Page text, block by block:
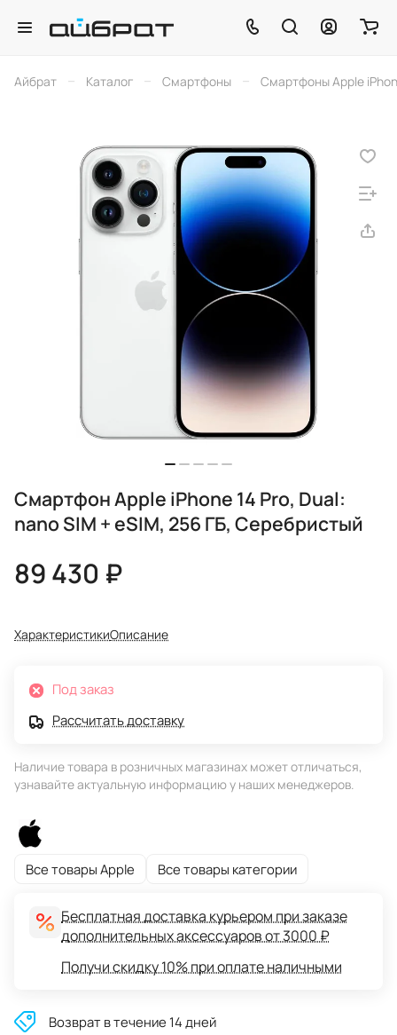
Айбрат – Каталог – Смартфоны – Смартфоны Apple
Смартфон Apple iPhone 14 Pro, Dual:
nano SIM + eSIM, 256 ГБ, Серебристый
89 430 ₽
ХарактеристикиОписание
Под заказ
Рассчитать доставку
Наличие товара в розничных магазинах может отличаться,
узнавайте актуальную информацию у наших менеджеров.
Все товары Apple Все товары категории
Бесплатная доставка курьером при заказе
дополнительных аксессуаров от 3000 ₽
Получи скидку 10% при оплате наличными
Возврат в течение 14 дней